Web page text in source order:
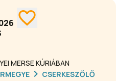
,
egész
Siófokot
minden
MERSE KÚRIÁBAN
CSERKESZŐLŐ